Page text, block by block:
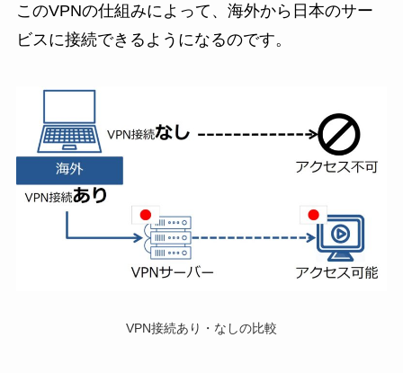
このVPNの仕組みによって、海外から日本のサー
ビスに接続できるようになるのです。
VPN接続あり・なしの比較